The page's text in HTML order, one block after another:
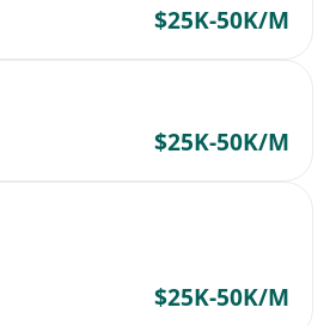
$25K-50K/M
$25K-50K/M
$25K-50K/M